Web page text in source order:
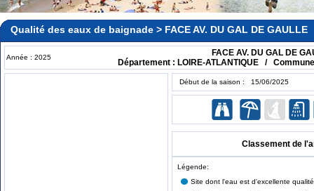
Qualité des eaux de baignade > FACE AV. DU GAL DE GAULLE
Année : 2025
FACE AV. DU GAL DE
Département : LOIRE-ATLANTIQUE /
Début de la saison : 15/06/2025
Classement de
Légende:
Site dont l'eau est d'excellente qualité